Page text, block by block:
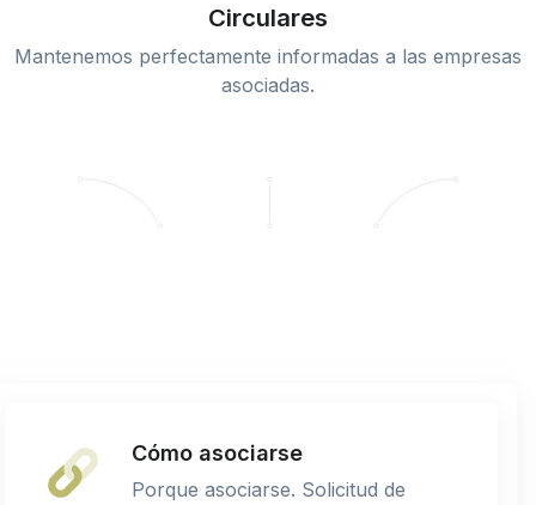
Circulares
Mantenemos perfectamente informadas a las empresas
asociadas.
Cómo asociarse
Porque asociarse. Solicitud de